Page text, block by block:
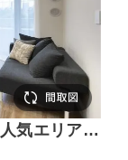
気エリアの